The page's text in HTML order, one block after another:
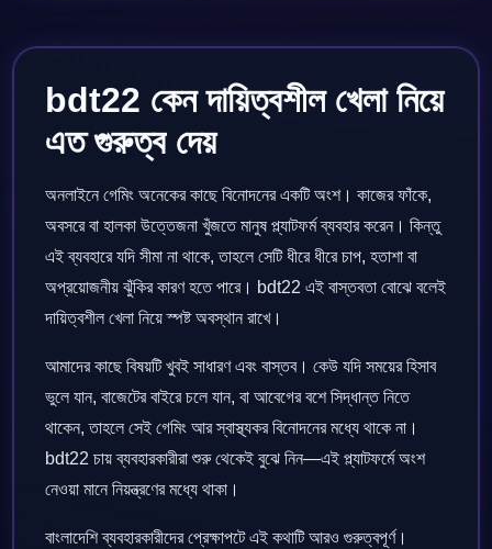
bdt22 কেন দায়িত্বশীল খেলা নিয়ে
এত গুরুত্ব দেয়
অনলাইনে গেমিং অনেকের কাছে বিনোদনের একটি অংশ। কাজের ফাঁকে,
অবসরে বা হালকা উত্তেজনা খুঁজতে মানুষ প্ল্যাটফর্ম ব্যবহার করেন। কিন্তু
এই ব্যবহারে যদি সীমা না থাকে, তাহলে সেটি ধীরে ধীরে চাপ, হতাশা বা
অপ্রয়োজনীয় ঝুঁকির কারণ হতে পারে। bdt22 এই বাস্তবতা বোঝে বলেই
দায়িত্বশীল খেলা নিয়ে স্পষ্ট অবস্থান রাখে।
আমাদের কাছে বিষয়টি খুবই সাধারণ এবং বাস্তব। কেউ যদি সময়ের হিসাব
ভুলে যান, বাজেটের বাইরে চলে যান, বা আবেগের বশে সিদ্ধান্ত নিতে
থাকেন, তাহলে সেই গেমিং আর স্বাস্থ্যকর বিনোদনের মধ্যে থাকে না।
bdt22 চায় ব্যবহারকারীরা শুরু থেকেই বুঝে নিন—এই প্ল্যাটফর্মে অংশ
নেওয়া মানে নিয়ন্ত্রণের মধ্যে থাকা।
বাংলাদেশি ব্যবহারকারীদের প্রেক্ষাপটে এই কথাটি আরও গুরুত্বপূর্ণ।